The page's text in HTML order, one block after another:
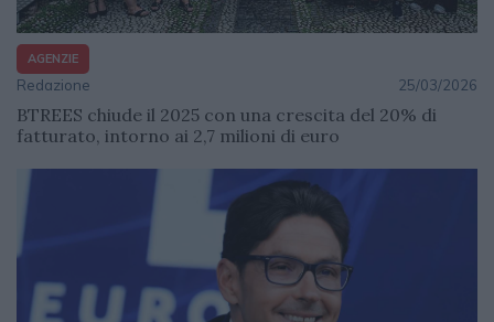
AGENZIE
Redazione 25/03/2026
BTREES chiude il 2025 con una crescita del 20% di
fatturato, intorno ai 2,7 milioni di euro